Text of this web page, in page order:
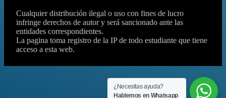
Cualquier distribución ilegal o uso con fines de lucro
infringe derechos de autor y será sancionado ante las
entidades correspondientes.
La pagina toma registro de la IP de todo estudiante que tiene
acceso a esta web.
¿Necesitas ayuda?
Hablemos en Whatsapp